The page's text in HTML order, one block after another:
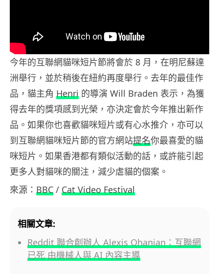
今年的互聯網貓咪短片節將會於 8 月，在明尼蘇達
洲舉行，並於稍後在紐約再度舉行。去年的最佳作
品，貓主角 Henri 的導演 Will Braden 表示，為獲
得去年的獎項感到光榮，亦決定會於今年推出新作
品。如果你也喜歡貓咪短片或有心水推介，亦可以
到互聯網貓咪短片節的官方網站提名你最喜愛的貓
咪短片。如果香港都有類似活動的話，或許能引起
更多人對貓咪的關注，減少虐貓的個案。
來源： BBC / Cat Video Festival
相關文章:
Reddit 聯合創辦人 Alexis Ohanian：互聯網
已死 由機械人與 AI 內容主導